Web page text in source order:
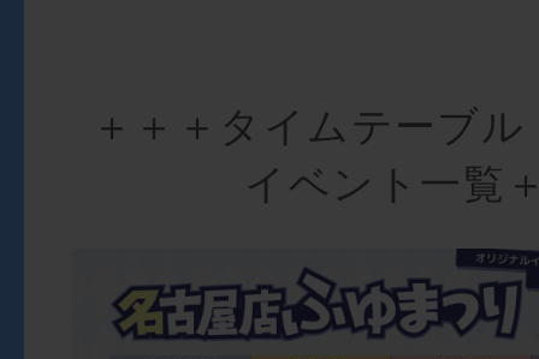
＋＋＋タイムテーブ
イベント一覧